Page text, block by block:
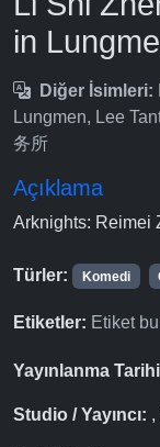
in
Diğer İsimleri:
Lungmen, Lee
务所
Açıklama
Arknights: Reimei
Türler: Komedi
Etiketler: Etiket
Yayınlanma
Studio / Yayıncı: ,